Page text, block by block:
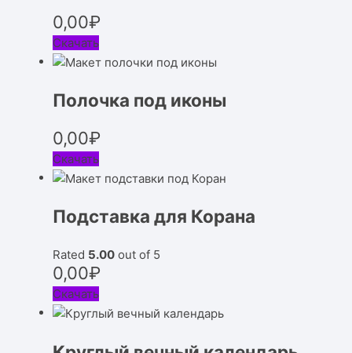
0,00₽
Скачать
Полочка под иконы
0,00₽
Скачать
Подставка для Корана
Rated 5.00 out of 5
0,00₽
Скачать